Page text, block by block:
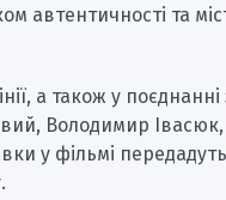
автентичності та
а також у поєднанні
Володимир Івасюк,
у фільмі передадуть